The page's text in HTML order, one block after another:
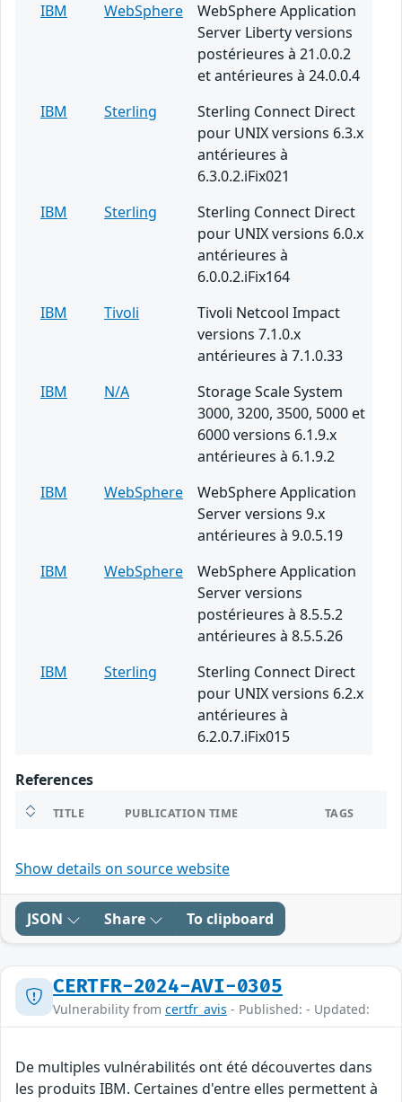
IBM
WebSphere
WebSphere Application
Server Liberty versions
postérieures à 21.0.0.2
et antérieures à 24.0.0.4
IBM
Sterling
Sterling Connect Direct
pour UNIX versions 6.3.x
antérieures à
6.3.0.2.iFix021
IBM
Sterling
Sterling Connect Direct
pour UNIX versions 6.0.x
antérieures à
6.0.0.2.iFix164
IBM
Tivoli
Tivoli Netcool Impact
versions 7.1.0.x
antérieures à 7.1.0.33
IBM
N/A
Storage Scale System
3000, 3200, 3500, 5000 et
6000 versions 6.1.9.x
antérieures à 6.1.9.2
IBM
WebSphere
WebSphere Application
Server versions 9.x
antérieures à 9.0.5.19
IBM
WebSphere
WebSphere Application
Server versions
postérieures à 8.5.5.2
antérieures à 8.5.5.26
IBM
Sterling
Sterling Connect Direct
pour UNIX versions 6.2.x
antérieures à
6.2.0.7.iFix015
References
TITLE PUBLICATION TIME TAGS
Show details on source website
JSON Share To clipboard
CERTFR-2024-AVI-0305
Vulnerability from certfr_avis - Published: - Updated:
De multiples vulnérabilités ont été découvertes dans
les produits IBM. Certaines d'entre elles permettent à